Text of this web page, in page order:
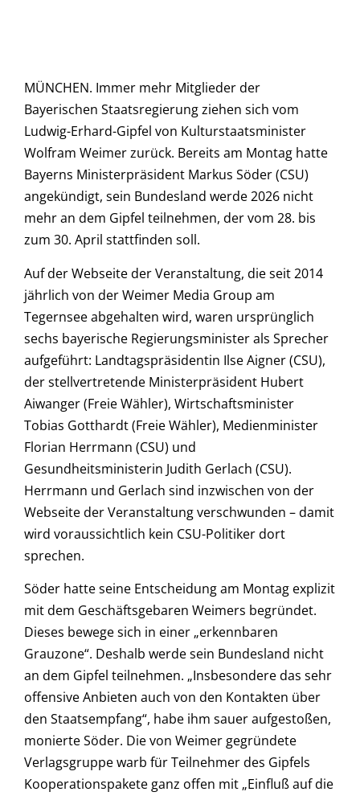
MÜNCHEN. Immer mehr Mitglieder der
Bayerischen Staatsregierung ziehen sich vom
Ludwig-Erhard-Gipfel von Kulturstaatsminister
Wolfram Weimer zurück. Bereits am Montag hatte
Bayerns Ministerpräsident Markus Söder (CSU)
angekündigt, sein Bundesland werde 2026 nicht
mehr an dem Gipfel teilnehmen, der vom 28. bis
zum 30. April stattfinden soll.
Auf der Webseite der Veranstaltung, die seit 2014
jährlich von der Weimer Media Group am
Tegernsee abgehalten wird, waren ursprünglich
sechs bayerische Regierungsminister als Sprecher
aufgeführt: Landtagspräsidentin Ilse Aigner (CSU),
der stellvertretende Ministerpräsident Hubert
Aiwanger (Freie Wähler), Wirtschaftsminister
Tobias Gotthardt (Freie Wähler), Medienminister
Florian Herrmann (CSU) und
Gesundheitsministerin Judith Gerlach (CSU).
Herrmann und Gerlach sind inzwischen von der
Webseite der Veranstaltung verschwunden – damit
wird voraussichtlich kein CSU-Politiker dort
sprechen.
Söder hatte seine Entscheidung am Montag explizit
mit dem Geschäftsgebaren Weimers begründet.
Dieses bewege sich in einer „erkennbaren
Grauzone“. Deshalb werde sein Bundesland nicht
an dem Gipfel teilnehmen. „Insbesondere das sehr
offensive Anbieten auch von den Kontakten über
den Staatsempfang“, habe ihm sauer aufgestoßen,
monierte Söder. Die von Weimer gegründete
Verlagsgruppe warb für Teilnehmer des Gipfels
Kooperationspakete ganz offen mit „Einfluß auf die